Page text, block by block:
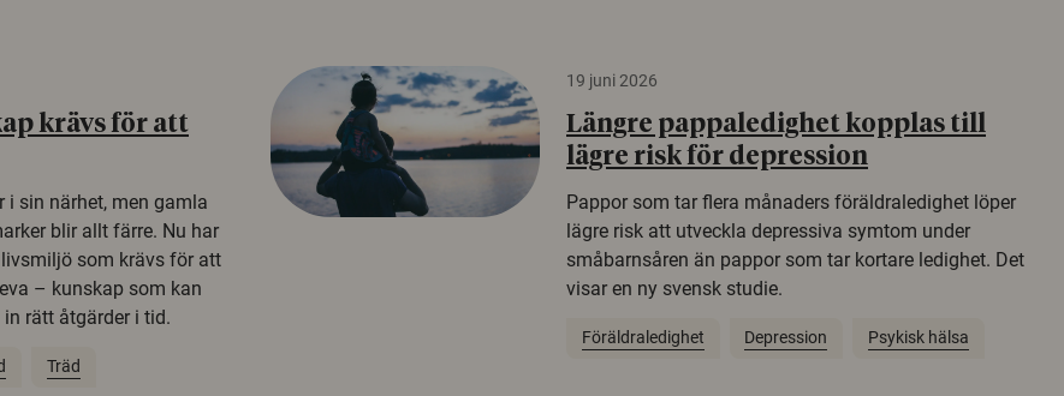
krävs för att
i sin närhet, men gamla
blir allt färre. Nu har
som krävs för att
– kunskap som kan
rätt åtgärder i tid.
Träd
19 juni 2026
Längre pappaledighet kopplas till
lägre risk för depression
Pappor som tar flera månaders föräldraledighet löper
lägre risk att utveckla depressiva symtom under
småbarnsåren än pappor som tar kortare ledighet. Det
visar en ny svensk studie.
Föräldraledighet Depression Psykisk hälsa